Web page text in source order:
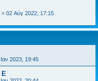
« 02 Αύγ 2022, 17:15
2023, 19:45
E